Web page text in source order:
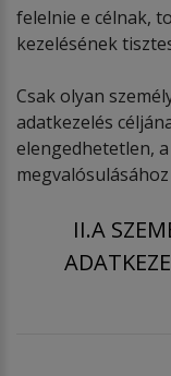
felelnie e célnak,
kezelésének
Csak olyan
adatkezelés
elengedhetetlen,
II.A